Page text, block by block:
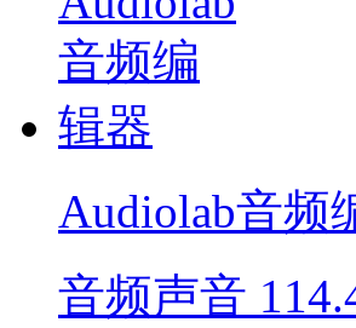
Audiolab音频
音频声音